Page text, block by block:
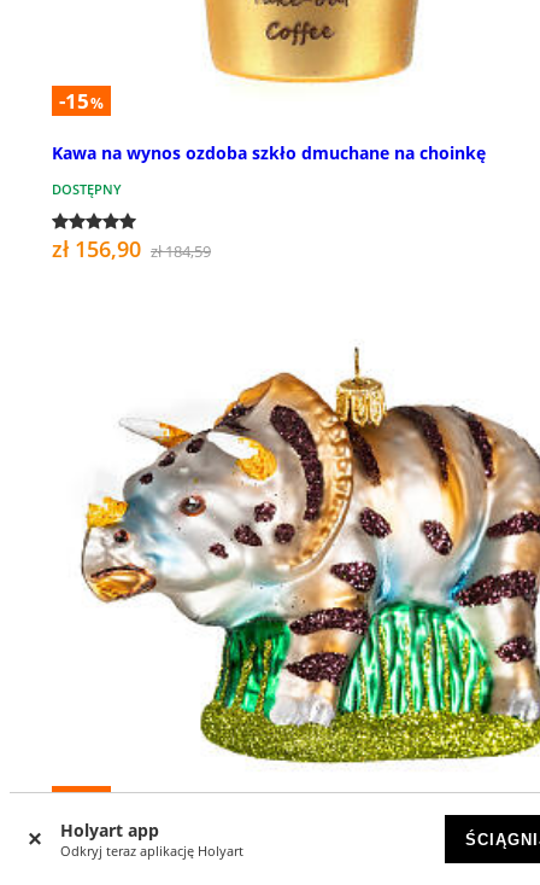
Holyart app
Odkryj teraz aplikację Holyart
-15%
Kawa na wynos ozdoba szkło dmuchane na choinkę
DOSTĘPNY
zł 156,90 zł 184,59
-10
Triceratops ozdoba szkło dmuchane na choinkę